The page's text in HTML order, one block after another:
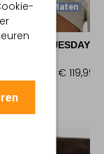
Laatste Maten
RUBY TUESDAY
€ 119,99